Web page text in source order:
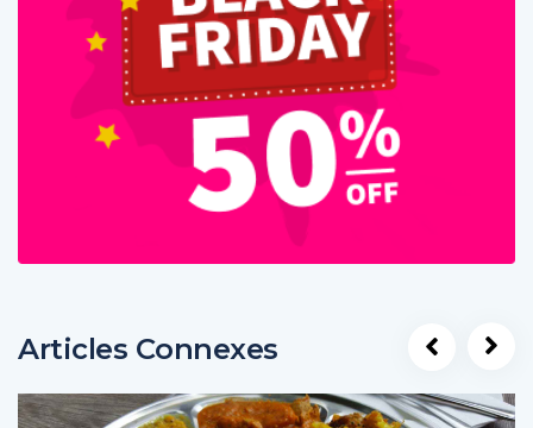
Articles Connexes